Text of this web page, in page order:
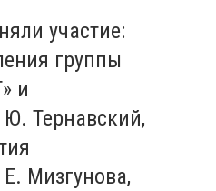
участие:
группы
и
Ю. Тернавский,
Мизгунова,